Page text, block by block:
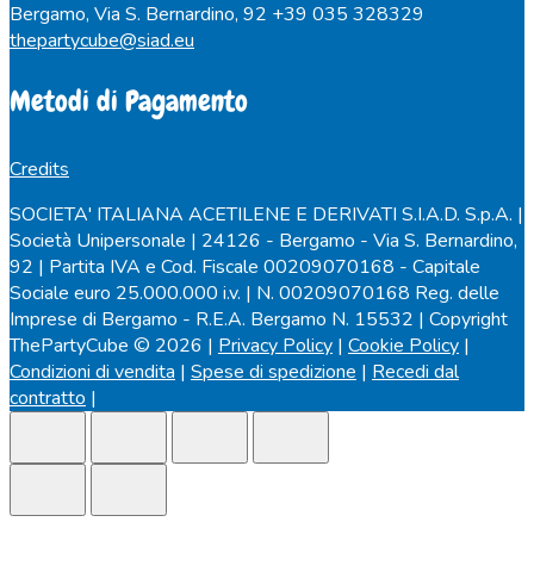
Bergamo, Via S. Bernardino, 92 +39 035 328329
thepartycube@siad.eu
Metodi di Pagamento
Credits
SOCIETA' ITALIANA ACETILENE E DERIVATI S.I.A.D. S.p.A. |
Società Unipersonale | 24126 - Bergamo - Via S. Bernardino,
92 | Partita IVA e Cod. Fiscale 00209070168 - Capitale
Sociale euro 25.000.000 i.v. | N. 00209070168 Reg. delle
Imprese di Bergamo - R.E.A. Bergamo N. 15532 | Copyright
ThePartyCube © 2026 | Privacy Policy | Cookie Policy |
Condizioni di vendita | Spese di spedizione | Recedi dal
contratto |